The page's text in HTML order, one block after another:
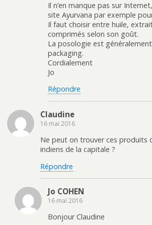
Il n’en manque pas sur
site Ayurvana par exemple
Il faut choisir entre huile,
comprimés selon son goût.
La posologie est
packaging.
Cordialement
Jo
Répondre
Claudine
16 mai 2016
Ne peut on trouver ces produits
indiens de la capitale ?
Répondre
Jo COHEN
16 mai 2016
Bonjour Claudine